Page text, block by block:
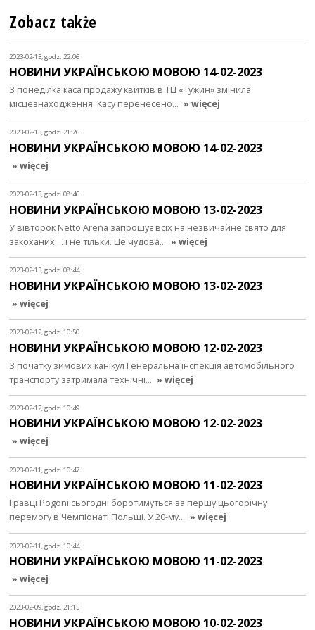
Zobacz także
2023-02-13, godz. 22:06
НОВИНИ УКРАЇНСЬКОЮ МОВОЮ 14-02-2023
З понеділка каса продажу квитків в ТЦ «Тужин» змінила
місцезнаходження. Касу перенесено… » więcej
2023-02-13, godz. 21:26
НОВИНИ УКРАЇНСЬКОЮ МОВОЮ 14-02-2023
» więcej
2023-02-13, godz. 08:46
НОВИНИ УКРАЇНСЬКОЮ МОВОЮ 13-02-2023
У вівторок Netto Arena запрошує всіх на незвичайне свято для
закоханих ... і не тільки. Це чудова… » więcej
2023-02-13, godz. 08:44
НОВИНИ УКРАЇНСЬКОЮ МОВОЮ 13-02-2023
» więcej
2023-02-12, godz. 10:50
НОВИНИ УКРАЇНСЬКОЮ МОВОЮ 12-02-2023
З початку зимових канікул Генеральна інспекція автомобільного
транспорту затримала технічні… » więcej
2023-02-12, godz. 10:49
НОВИНИ УКРАЇНСЬКОЮ МОВОЮ 12-02-2023
» więcej
2023-02-11, godz. 10:47
НОВИНИ УКРАЇНСЬКОЮ МОВОЮ 11-02-2023
Гравці Pogoni сьогодні боротимуться за першу цьогорічну
перемогу в Чемпіонаті Польщі. У 20-му… » więcej
2023-02-11, godz. 10:44
НОВИНИ УКРАЇНСЬКОЮ МОВОЮ 11-02-2023
» więcej
2023-02-09, godz. 21:15
НОВИНИ УКРАЇНСЬКОЮ МОВОЮ 10-02-2023